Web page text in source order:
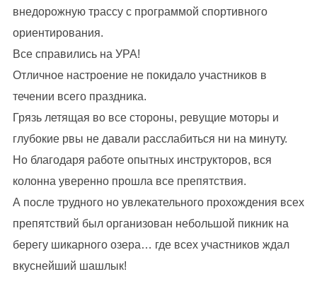
внедорожную трассу с программой спортивного
ориентирования.
Все справились на УРА!
Отличное настроение не покидало участников в
течении всего праздника.
Грязь летящая во все стороны, ревущие моторы и
глубокие рвы не давали расслабиться ни на минуту.
Но благодаря работе опытных инструкторов, вся
колонна уверенно прошла все препятствия.
А после трудного но увлекательного прохождения всех
препятствий был организован небольшой пикник на
берегу шикарного озера… где всех участников ждал
вкуснейший шашлык!